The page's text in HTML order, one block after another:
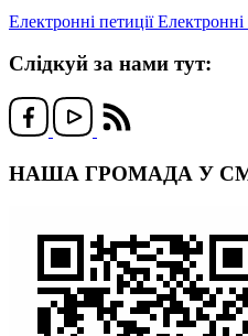
Електронні петиціїЕлектронні
Слідкуй за нами тут:
НАША ГРОМАДА У